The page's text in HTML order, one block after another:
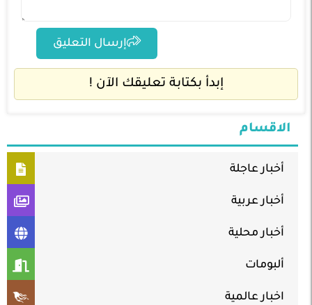
إرسال التعليق
إبدأ بكتابة تعليقك الآن !
الاقسام
أخبار عاجلة
أخبار عربية
أخبار محلية
ألبومات
اخبار عالمية